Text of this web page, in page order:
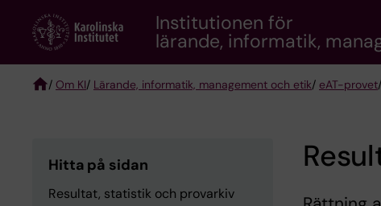
content
Institutionen för
lärande, informatik,
/ Om KI/ Lärande, informatik, management och etik/ eAT-provet
Hitta på sidan
Resultat, statistik och provarkiv